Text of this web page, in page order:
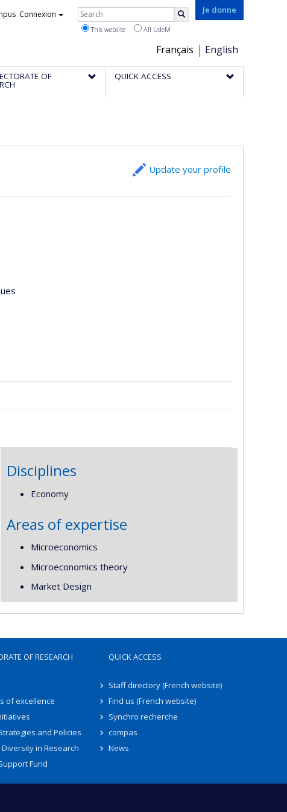
Je donne
Choix
de
la
Français English
Connexion Rechercher
This website All UdeM
OF QUICK ACCESS
Update your profile
Disciplines
Economy
Areas of expertise
Microeconomics
Microeconomics theory
Market Design
OF RESEARCH
of excellence
and Policies
in Research
Fund
QUICK ACCESS
Staff directory (French website)
Find us (French website)
Synchro recherche
compas
News